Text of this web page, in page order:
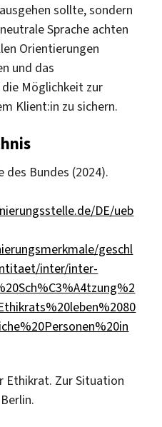
sollte, sondern
Sprache achten
Orientierungen
und das
Möglichkeit zur
Klient:in zu sichern.
Bundes (2024).
DE/ueb
geschl
inter/inter-
Ethikrat. Zur Situation